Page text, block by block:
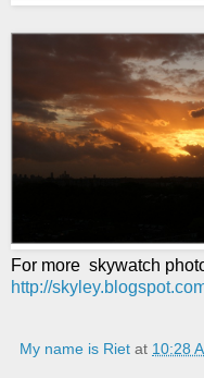
For more skywatch
http://
My name is Riet at 10:28